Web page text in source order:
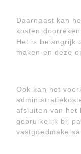
Daarnaast kan
kosten
Het is belangrijk
maken en deze
Ook kan het
afsluiten van het
gebruikelijk bij